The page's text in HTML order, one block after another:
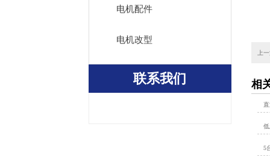
电机配件
电机改型
联系我们
上
相
5